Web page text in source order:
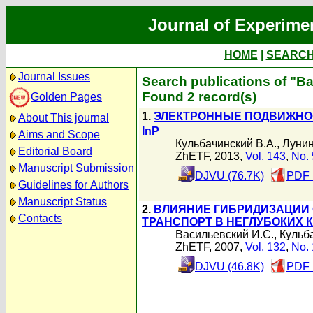
Journal of
HOME
Journal Issues
Golden Pages
About This journal
Aims and Scope
Editorial Board
Manuscript Submission
Guidelines for Authors
Manuscript Status
Contacts
Search publications of
Found 2 record(s)
1. ЭЛЕКТРОННЫЕ
InP
Кульбачинский В.А.,
ZhETF, 2013, Vol. 143, No.
DJVU (76.7K)
PDF
2. ВЛИЯНИЕ
ТРАНСПОРТ В НЕГЛУБОКИХ
Васильевский И.С.,
ZhETF, 2007, Vol. 132, No.
DJVU (46.8K)
PDF